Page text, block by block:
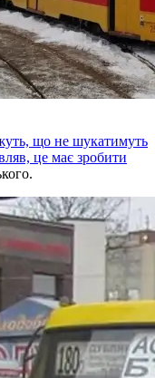
що не шукатимуть
це має зробити